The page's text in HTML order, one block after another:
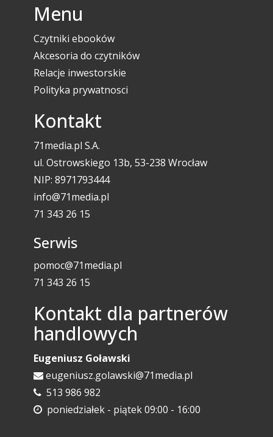
Menu
Czytniki ebooków
Akcesoria do czytników
Relacje inwestorskie
Polityka prywatnosci
Kontakt
71media.pl S.A.
ul. Ostrowskiego 13b, 53-238 Wrocław
NIP: 8971793444
info@71media.pl
71 343 26 15
Serwis
pomoc@71media.pl
71 343 26 15
Kontakt dla partnerów
handlowych
Eugeniusz Goławski
eugeniusz.golawski@71media.pl
513 986 982
poniedziałek - piątek 09:00 - 16:00